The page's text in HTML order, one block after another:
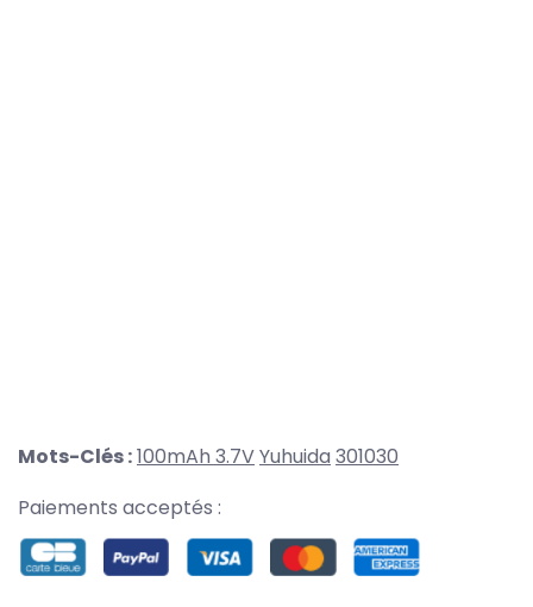
Mots-Clés :100mAh 3.7VYuhuida 301030
Paiements acceptés :